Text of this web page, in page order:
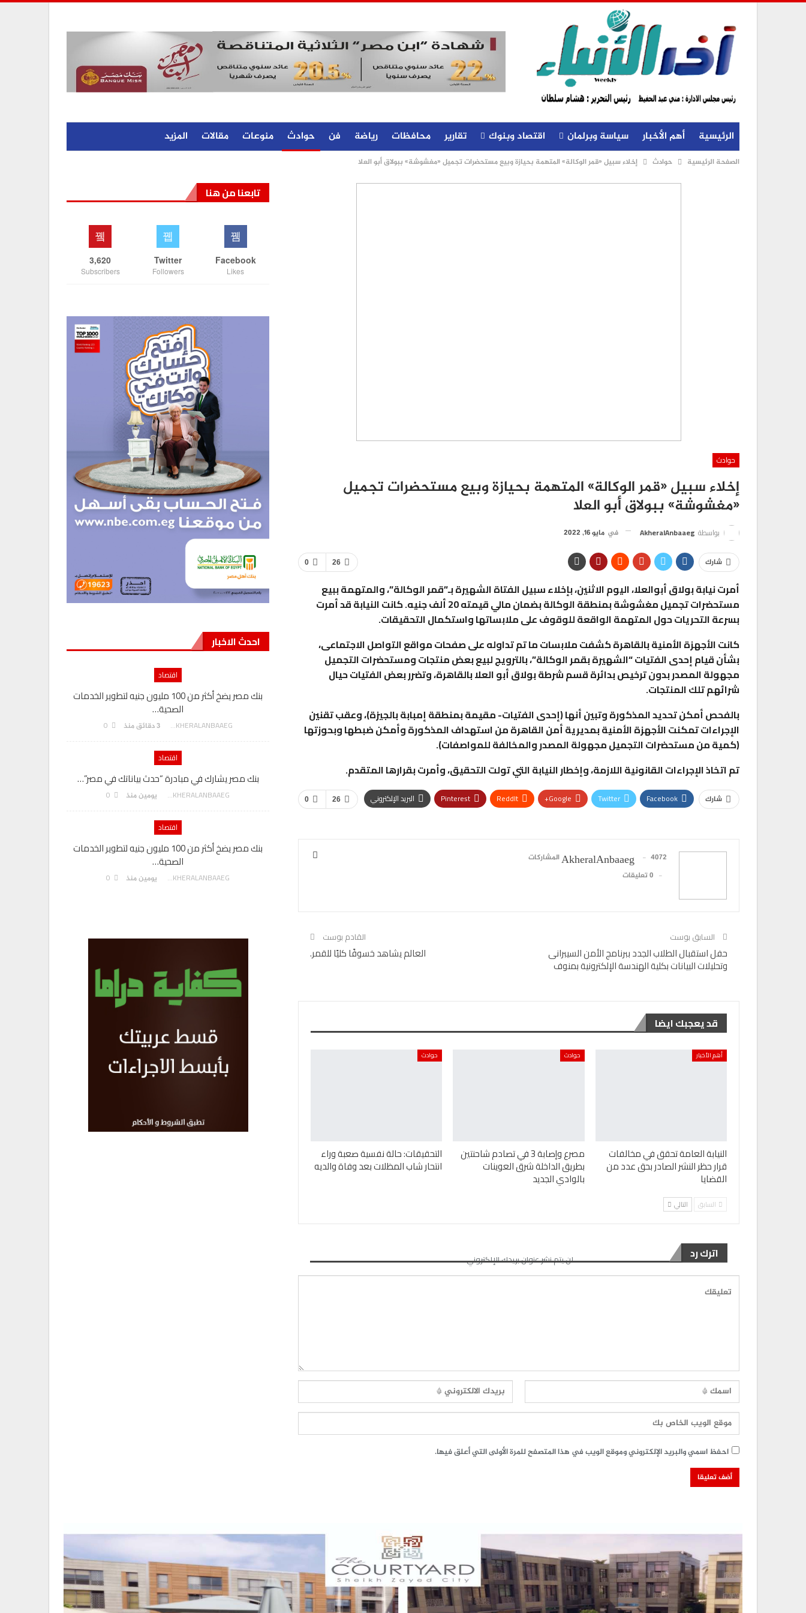
الرئيسية أهم الأخبار سياسة وبرلمان اقتصاد وبنوك تقارير محافظات رياضة فن حوادث منوعات مقالات المزيد
الصفحة الرئيسية حوادث إخلاء سبيل «قمر الوكالة» المتهمة بحيازة وبيع مستحضرات تجميل «مغشوشة» ببولاق أبو العلا
حوادث
إخلاء سبيل «قمر الوكالة» المتهمة بحيازة وبيع مستحضرات تجميل
«مغشوشة» ببولاق أبو العلا
بواسطة AkheralAnbaaeg في مايو 16, 2022
0 26 شارك
أمرت نيابة بولاق أبوالعلا، اليوم الاثنين، بإخلاء سبيل الفتاة الشهيرة بـ”قمر الوكالة”، والمتهمة ببيع
مستحضرات تجميل مغشوشة بمنطقة الوكالة بضمان مالي قيمته 20 ألف جنيه. كانت النيابة قد أمرت
بسرعة التحريات حول المتهمة الواقعة للوقوف على ملابساتها واستكمال التحقيقات.
كانت الأجهزة الأمنية بالقاهرة كشفت ملابسات ما تم تداوله على صفحات مواقع التواصل الاجتماعى،
بشأن قيام إحدى الفتيات “الشهيرة بقمر الوكالة”، بالترويج لبيع بعض منتجات ومستحضرات التجميل
مجهولة المصدر بدون ترخيص بدائرة قسم شرطة بولاق أبو العلا بالقاهرة، وتضرر بعض الفتيات حيال
شرائهم تلك المنتجات.
بالفحص أمكن تحديد المذكورة وتبين أنها (إحدى الفتيات- مقيمة بمنطقة إمبابة بالجيزة)، وعقب تقنين
الإجراءات تمكنت الأجهزة الأمنية بمديرية أمن القاهرة من استهداف المذكورة وأمكن ضبطها وبحوزتها
(كمية من مستحضرات التجميل مجهولة المصدر والمخالفة للمواصفات).
تم اتخاذ الإجراءات القانونية اللازمة، وإخطار النيابة التي تولت التحقيق، وأمرت بقرارها المتقدم.
0 26 شارك Facebook
Twitter
Google+
ReddIt
Pinterest البريد الإلكتروني
AkheralAnbaaeg
4072 المشاركات
0 تعليقات
السابق بوست
حفل استقبال الطلاب الجدد ببرنامج الأمن السيبرانى
وتحليلات البيانات بكلية الهندسة الإلكترونية بمنوف
القادم بوست
العالم يشاهد خسوفًا كليًا للقمر.
قد يعجبك ايضا
أهم الأخبار
النيابة العامة تحقق في مخالفات
قرار حظر النشر الصادر بحق عدد من
القضايا
حوادث
مصرع وإصابة 3 في تصادم شاحنتين
بطريق الداخلة شرق العوينات
بالوادي الجديد
حوادث
التحقيقات: حالة نفسية صعبة وراء
انتحار شاب المظلات بعد وفاة والديه
السابق التالي
اترك رد لن يتم نشر عنوان بريدك الإلكتروني.
احفظ اسمي والبريد الإلكتروني وموقع الويب في هذا المتصفح للمرة الأولى التي أعلق فيها.
تابعنا من هنا
Facebook
Likes
Twitter
Followers
3,620
Subscribers
احدث الاخبار
اقتصاد
بنك مصر يضخ أكثر من 100 مليون جنيه لتطوير الخدمات
الصحية…
AKHERALANBAAEG 3 دقائق منذ
اقتصاد
بنك مصر يشارك في مبادرة “حدث بياناتك في مصر”…
AKHERALANBAAEG يومين منذ
اقتصاد
بنك مصر يضخ أكثر من 100 مليون جنيه لتطوير الخدمات
الصحية…
AKHERALANBAAEG يومين منذ